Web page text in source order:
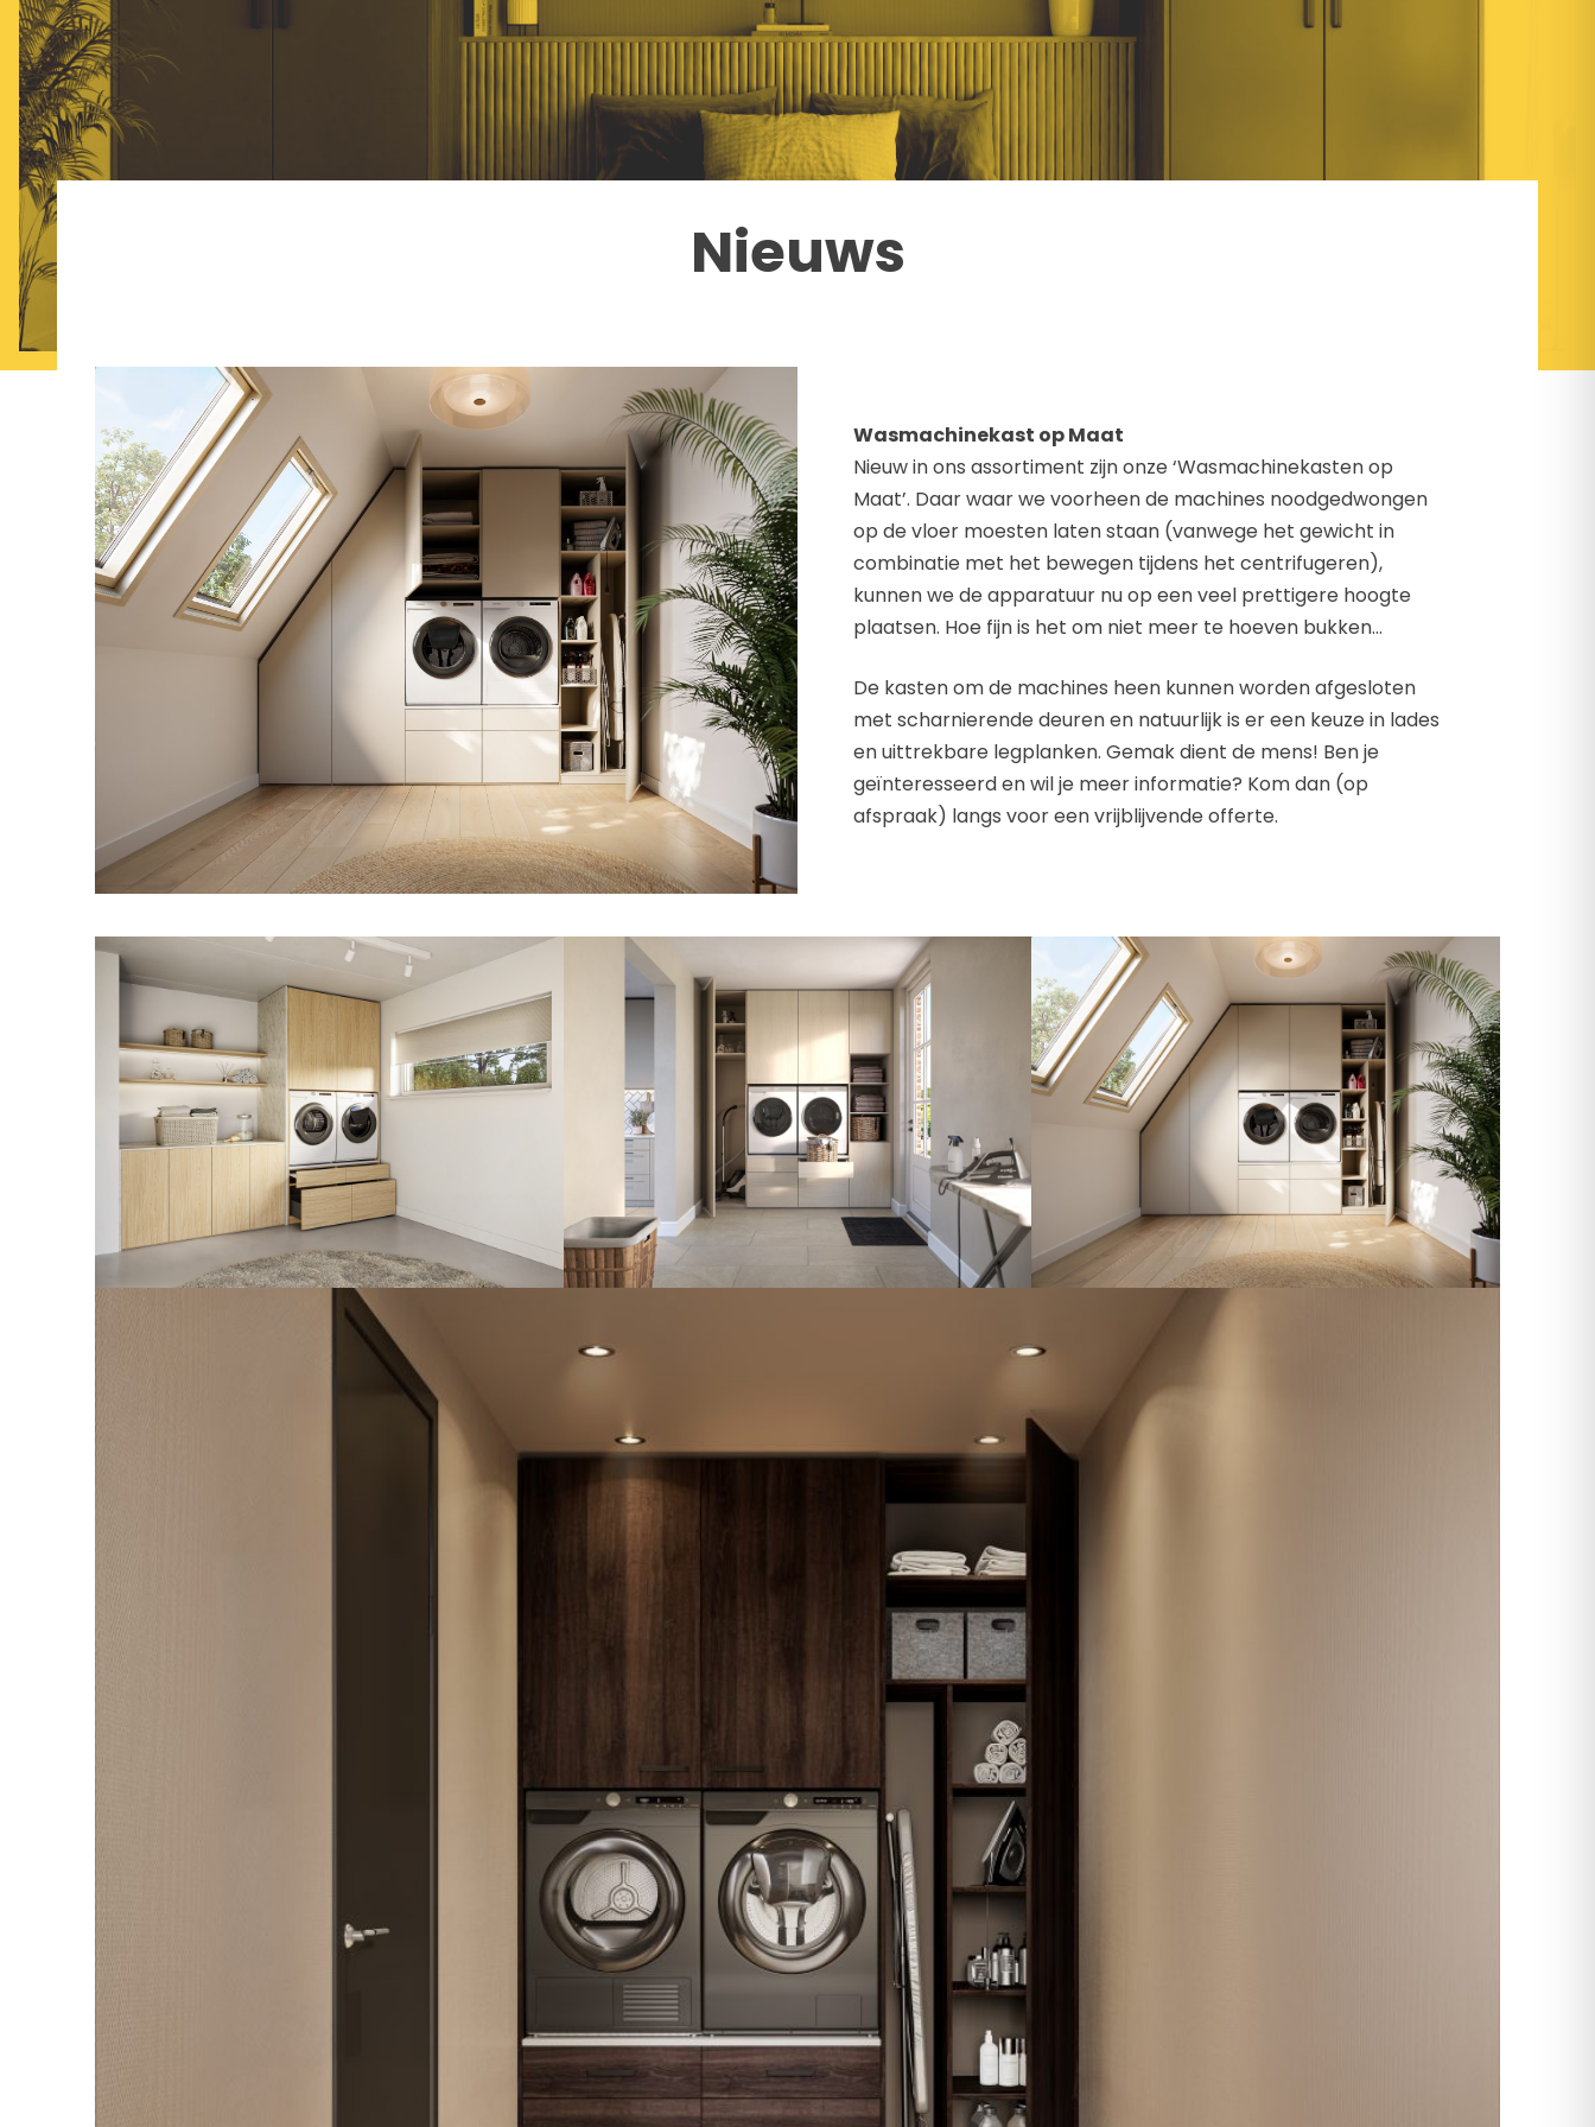
Nieuws
Wasmachinekast op Maat
Nieuw in ons assortiment zijn onze ‘Wasmachinekasten op
Maat’. Daar waar we voorheen de machines noodgedwongen
op de vloer moesten laten staan (vanwege het gewicht in
combinatie met het bewegen tijdens het centrifugeren),
kunnen we de apparatuur nu op een veel prettigere hoogte
plaatsen. Hoe fijn is het om niet meer te hoeven bukken…
De kasten om de machines heen kunnen worden afgesloten
met scharnierende deuren en natuurlijk is er een keuze in lades
en uittrekbare legplanken. Gemak dient de mens! Ben je
geïnteresseerd en wil je meer informatie? Kom dan (op
afspraak) langs voor een vrijblijvende offerte.